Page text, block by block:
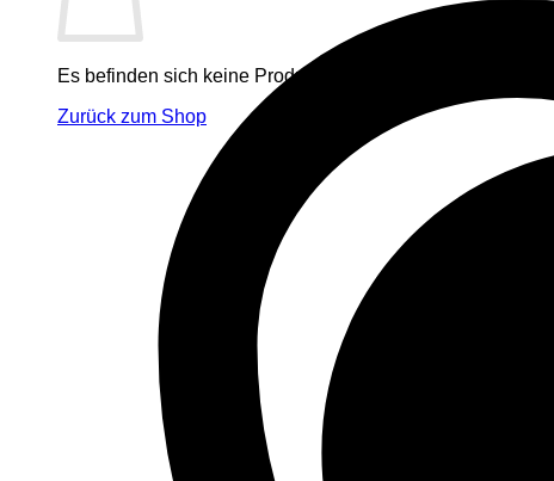
Es befinden sich keine Produkte im Warenkorb.
Zurück zum Shop